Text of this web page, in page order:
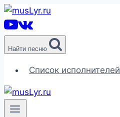
Перейти
к
содержимому
Найти песню
Список исполнителей